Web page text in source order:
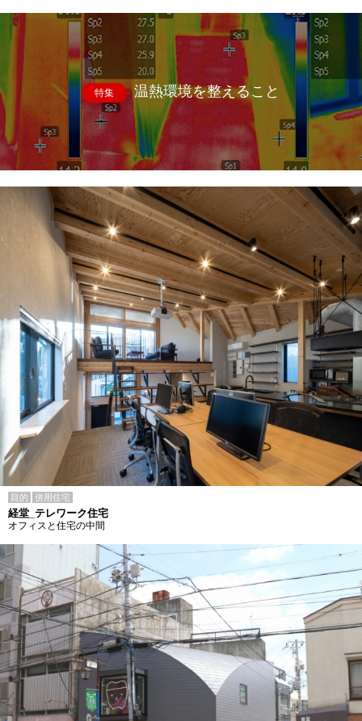
特集 温熱環境を整えること
目的 併用住宅
経堂_テレワーク住宅
オフィスと住宅の中間